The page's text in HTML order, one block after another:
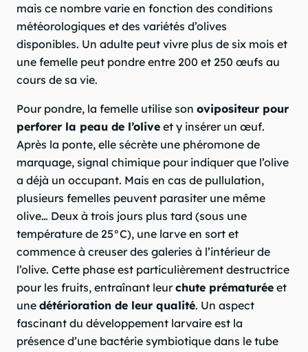
mais ce nombre varie en fonction des conditions
météorologiques et des variétés d’olives
disponibles. Un adulte peut vivre plus de six mois et
une femelle peut pondre entre 200 et 250 œufs au
cours de sa vie.
Pour pondre, la femelle utilise son ovipositeur pour
perforer la peau de l’olive et y insérer un œuf.
Après la ponte, elle sécrète une phéromone de
marquage, signal chimique pour indiquer que l’olive
a déjà un occupant. Mais en cas de pullulation,
plusieurs femelles peuvent parasiter une même
olive… Deux à trois jours plus tard (sous une
température de 25°C), une larve en sort et
commence à creuser des galeries à l’intérieur de
l’olive. Cette phase est particulièrement destructrice
pour les fruits, entraînant leurchute prématurée et
une détérioration de leur qualité. Un aspect
fascinant du développement larvaire est la
présence d’une bactérie symbiotique dans le tube